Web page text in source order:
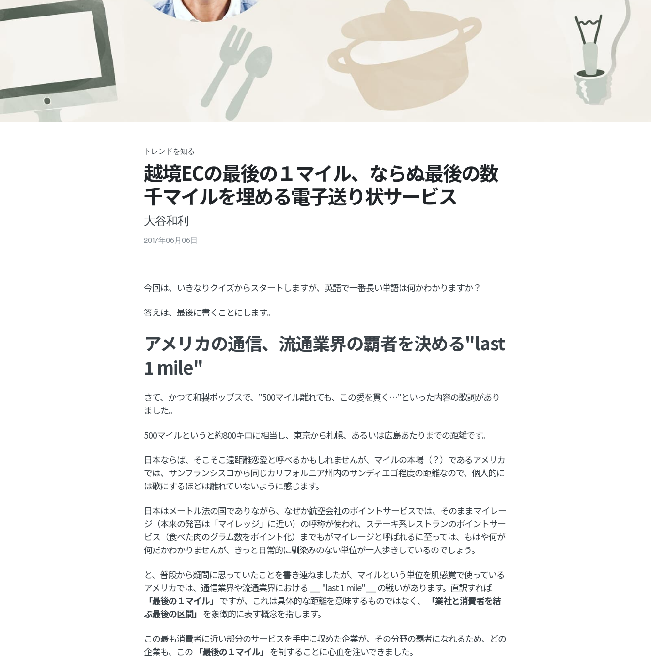
トレンドを知る
越境ECの最後の１マイル、ならぬ最後の数
千マイルを埋める電子送り状サービス
大谷和利
2017年06 月 06日
今回は、いきなりクイズからスタートしますが、英語で一番長い単語は何かわかりますか？
答えは、最後に書くことにします。
アメリカの通信、流通業界の覇者を決める"last
1 mile"
さて、かつて和製ポップスで、”500マイル離れても、この愛を貫く…”といった内容の歌詞があり
ました。
500マイルというと約800キロに相当し、東京から札幌、あるいは広島あたりまでの距離です。
日本ならば、そこそこ遠距離恋愛と呼べるかもしれませんが、マイルの本場（？）であるアメリカ
では、サンフランシスコから同じカリフォルニア州内のサンディエゴ程度の距離なので、個人的に
は歌にするほどは離れていないように感じます。
日本はメートル法の国でありながら、なぜか航空会社のポイントサービスでは、そのままマイレー
ジ（本来の発音は「マイレッジ」に近い）の呼称が使われ、ステーキ系レストランのポイントサー
ビス（食べた肉のグラム数をポイント化）までもがマイレージと呼ばれるに至っては、もはや何が
何だかわかりませんが、きっと日常的に馴染みのない単位が一人歩きしているのでしょう。
と、普段から疑問に思っていたことを書き連ねましたが、マイルという単位を肌感覚で使っている
アメリカでは、通信業界や流通業界における __ "last 1 mile"__ の戦いがあります。直訳すれば
「最後の１マイル」 ですが、これは具体的な距離を意味するものではなく、
「業社と消費者を結
ぶ最後の区間」 を象徴的に表す概念を指します。
この最も消費者に近い部分のサービスを手中に収めた企業が、その分野の覇者になれるため、どの
企業も、この 「最後の１マイル」 を制することに心血を注いできました。